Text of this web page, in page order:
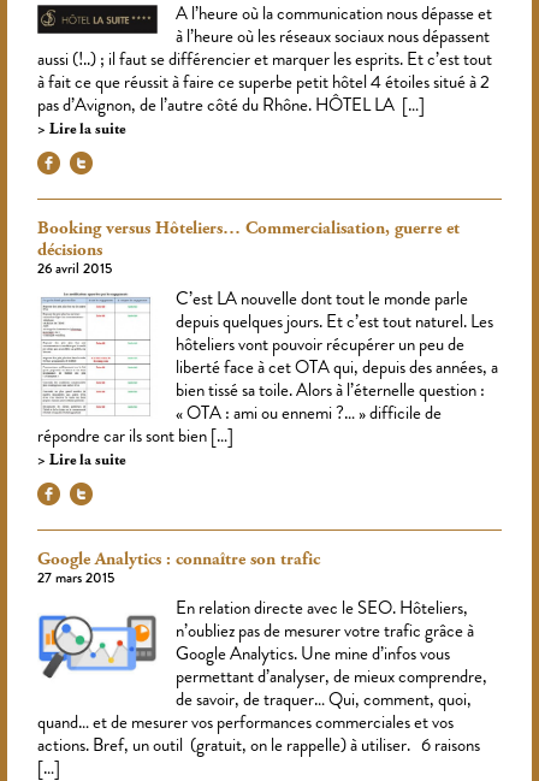
A l’heure où la communication nous dépasse et
à l’heure où les réseaux sociaux nous dépassent
aussi (!..) ; il faut se différencier et marquer les esprits. Et c’est tout
à fait ce que réussit à faire ce superbe petit hôtel 4 étoiles situé à 2
pas d’Avignon, de l’autre côté du Rhône. HÔTEL LA […]
Lire la suite
Booking versus Hôteliers… Commercialisation, guerre et
décisions
26 avril 2015
C’est LA nouvelle dont tout le monde parle
depuis quelques jours. Et c’est tout naturel. Les
hôteliers vont pouvoir récupérer un peu de
liberté face à cet OTA qui, depuis des années, a
bien tissé sa toile. Alors à l’éternelle question :
« OTA : ami ou ennemi ?… » difficile de
répondre car ils sont bien […]
Lire la suite
Google Analytics : connaître son trafic
27 mars 2015
En relation directe avec le SEO. Hôteliers,
n’oubliez pas de mesurer votre trafic grâce à
Google Analytics. Une mine d’infos vous
permettant d’analyser, de mieux comprendre,
de savoir, de traquer… Qui, comment, quoi,
quand… et de mesurer vos performances commerciales et vos
actions. Bref, un outil (gratuit, on le rappelle) à utiliser. 6 raisons
[…]